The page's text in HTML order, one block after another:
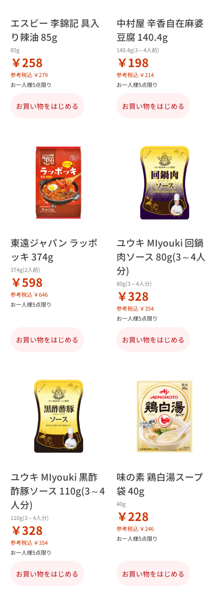
エスビー 李錦記 具入
り辣油 85g
85g
￥258
参考税込 ￥279
お一人様5点限り
お買い物をはじめる
中村屋 辛香自在麻婆
豆腐 140.4g
140.4g(3～4人前)
￥198
参考税込 ￥214
お一人様5点限り
お買い物をはじめる
東遠ジャパン ラッポ
ッキ 374g
374g(2人前)
￥598
参考税込 ￥646
お一人様5点限り
お買い物をはじめる
ユウキ MIyouki 回鍋
肉ソース 80g(3～4人
分)
80g(3～4人分)
￥328
参考税込 ￥354
お一人様5点限り
お買い物をはじめる
ユウキ MIyouki 黒酢
酢豚ソース 110g(3～4
人分)
110g(3～4人分)
￥328
参考税込 ￥354
お一人様5点限り
お買い物をはじめる
味の素 鶏白湯スープ
袋 40g
40g
￥228
参考税込 ￥246
お一人様5点限り
お買い物をはじめる